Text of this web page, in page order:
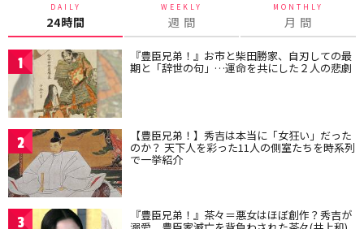
DAILY
24時間
WEEKLY
週 間
MONTHLY
月 間
1 『豊臣兄弟！』お市と柴田勝家、自刃しての最
期と「辞世の句」…運命を共にした２人の悲劇
2 【豊臣兄弟！】秀吉は本当に「女狂い」だった
のか？ 天下人を彩った11人の側室たちを時系列
で一挙紹介
3 『豊臣兄弟！』茶々＝悪女はほぼ創作？秀吉が